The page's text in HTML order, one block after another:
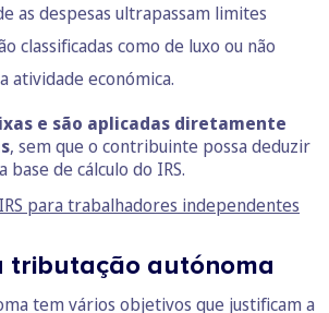
as despesas ultrapassam limites
classificadas como de luxo ou não
atividade económica.
e são aplicadas diretamente
, sem que o contribuinte possa deduzir
base de cálculo do IRS.
para trabalhadores independentes
tributação autónoma
tem vários objetivos que justificam a